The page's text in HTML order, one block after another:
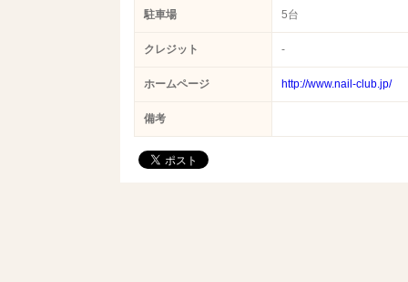
駐車場 5台
クレジット -
ホームページ http://www.nail-club.jp/
備考